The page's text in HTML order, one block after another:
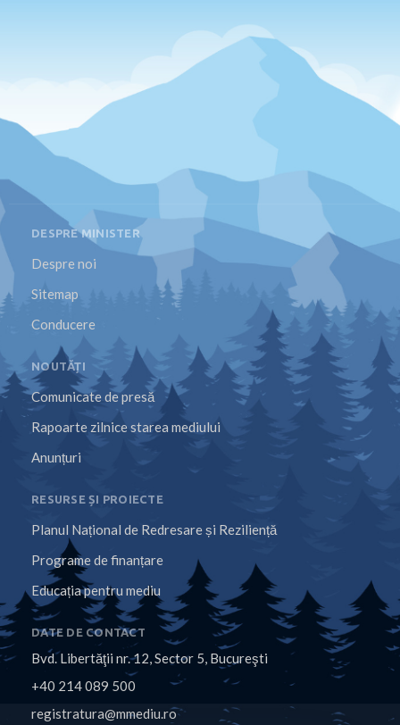
DESPRE MINISTER
Despre noi
Sitemap
Conducere
NOUTĂȚI
Comunicate de presă
Rapoarte zilnice starea mediului
Anunțuri
RESURSE ȘI PROIECTE
Planul Național de Redresare și Reziliență
Programe de finanțare
Educația pentru mediu
DATE DE CONTACT
Bvd. Libertăţii nr. 12, Sector 5, Bucureşti
+40 214 089 500
registratura@mmediu.ro